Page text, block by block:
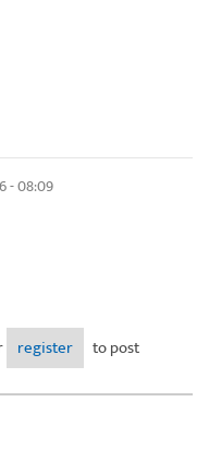
- 08:09
register
to post